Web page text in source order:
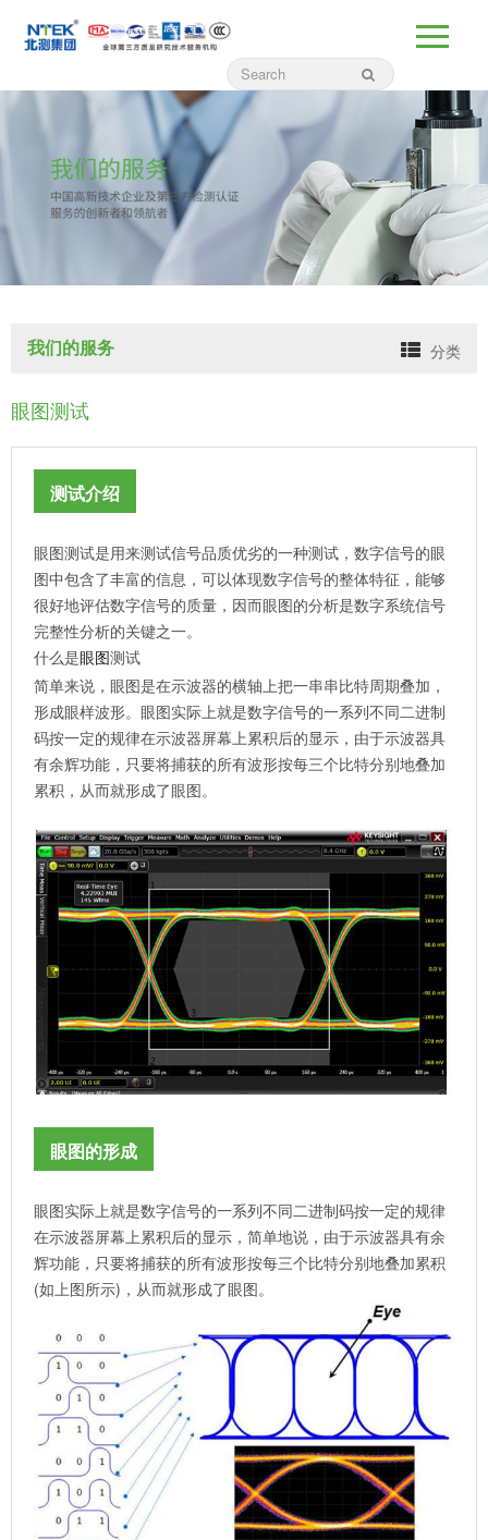
我们的服务 分类
眼图测试
测试介绍
眼图测试是用来测试信号品质优劣的一种测试，数字信号的眼
图中包含了丰富的信息，可以体现数字信号的整体特征，能够
很好地评估数字信号的质量，因而眼图的分析是数字系统信号
完整性分析的关键之一。
什么是 眼图 测试
简单来说，眼图是在示波器的横轴上把一串串比特周期叠加，
形成眼样波形。眼图实际上就是数字信号的一系列不同二进制
码按一定的规律在示波器屏幕上累积后的显示，由于示波器具
有余辉功能，只要将捕获的所有波形按每三个比特分别地叠加
累积，从而就形成了眼图。
眼图的形成
眼图实际上就是数字信号的一系列不同二进制码按一定的规律
在示波器屏幕上累积后的显示，简单地说，由于示波器具有余
辉功能，只要将捕获的所有波形按每三个比特分别地叠加累积
(如上图所示)，从而就形成了眼图。